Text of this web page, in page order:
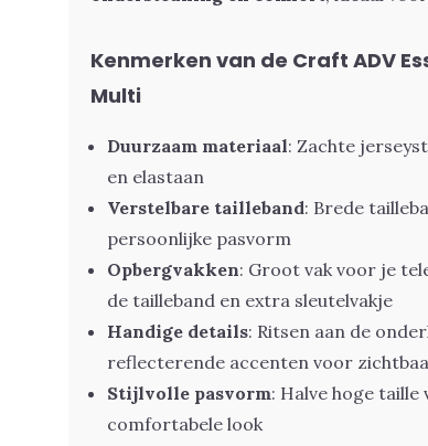
Kenmerken van de Craft ADV
Multi
Duurzaam materiaal: Zachte
en elastaan
Verstelbare tailleband: Brede
persoonlijke pasvorm
Opbergvakken: Groot vak voor je
de tailleband en extra sleutelvakje
Handige details: Ritsen aan de
reflecterende accenten voor
Stijlvolle pasvorm: Halve hoge
comfortabele look